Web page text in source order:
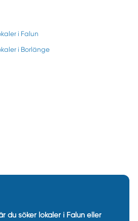
i Falun
i Borlänge
du söker lokaler i Falun eller